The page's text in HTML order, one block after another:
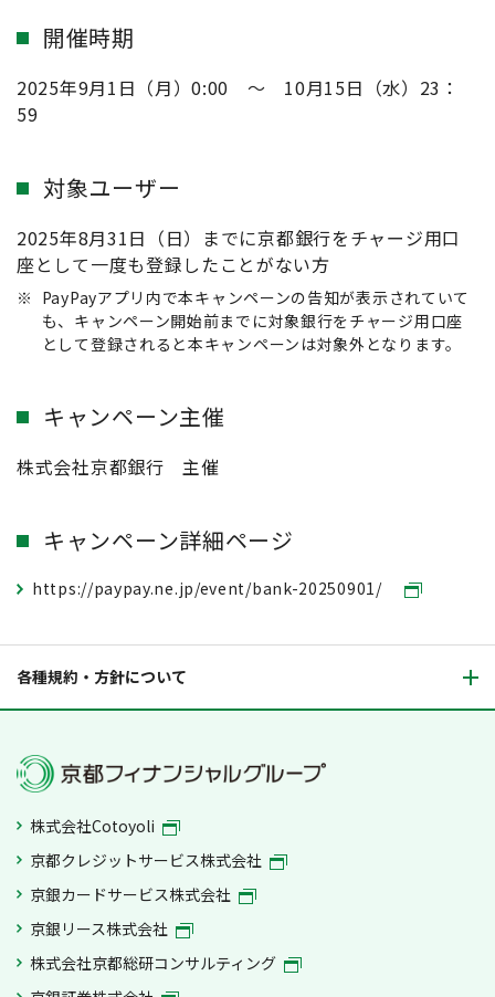
開催時期
2025年9月1日（月）0:00 ～ 10月15日（水）23：
59
対象ユーザー
2025年8月31日（日）までに京都銀行をチャージ用口
座として一度も登録したことがない方
※ PayPayアプリ内で本キャンペーンの告知が表示されていて
も、キャンペーン開始前までに対象銀行をチャージ用口座
として登録されると本キャンペーンは対象外となります。
キャンペーン主催
株式会社京都銀行 主催
キャンペーン詳細ページ
https://paypay.ne.jp/event/bank-20250901/
各種規約・方針について
株式会社Cotoyoli
京都クレジットサービス株式会社
京銀カードサービス株式会社
京銀リース株式会社
株式会社京都総研コンサルティング